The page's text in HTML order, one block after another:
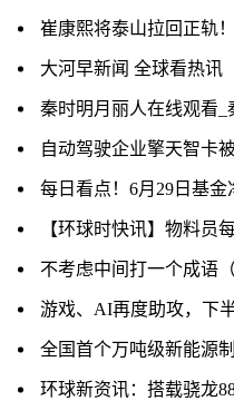
大河早新闻 全球看热讯